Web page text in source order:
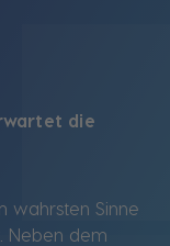
die
wahrsten Sinne
Neben dem